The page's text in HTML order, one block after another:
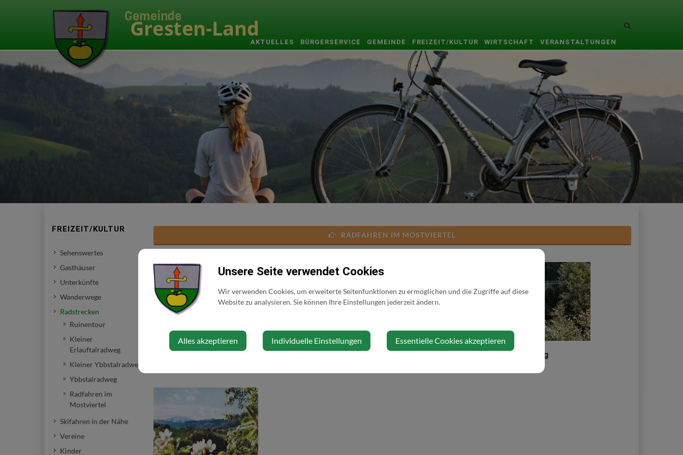
Site
AKTUELLES BÜRGERSERVICE GEMEINDE FREIZEIT/KULTUR WIRTSCHAFT VERANSTALTUNGEN
RADFAHREN IM MOSTVIERTEL
Ybbstalradweg
FREIZEIT/KULTUR
Sehenswertes
Gasthäuser
Unterkünfte
Wanderwege
Radstrecken
Ruinentour
Kleiner
Erlauftalradweg
Kleiner Ybbstalradweg
Ybbstalradweg
Radfahren im
Mostviertel
Skifahren in der Nähe
Vereine
Kinder
Unsere Seite verwendet Cookies
Wir verwenden Cookies, um erweiterte Seitenfunktionen zu ermöglichen und die Zugriffe auf diese
Website zu analysieren. Sie können Ihre Einstellungen jederzeit ändern.
Alles akzeptieren Individuelle Einstellungen Essentielle Cookies akzeptieren